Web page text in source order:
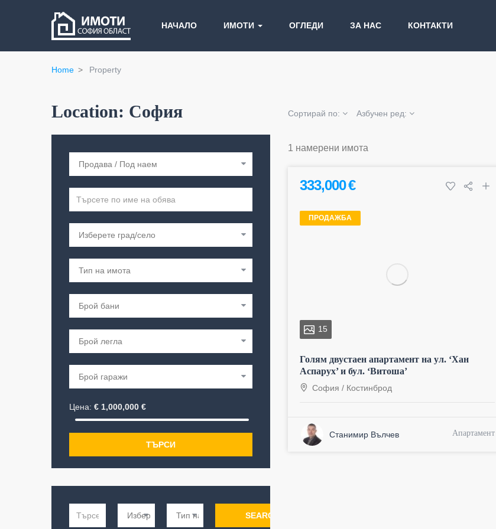
НАЧАЛО ИМОТИ ОГЛЕДИ ЗА НАС КОНТАКТИ
Home Property
Location: София Сортирай по: Азбучен ред:
1 намерени имота
333,000 €
ПРОДАЖБА
15
Голям двустаен апартамент на ул. ‘Хан
Аспарух’ и бул. ‘Витоша’
София / Костинброд
Станимир Вълчев Апартамент
Цена: € 1,000,000 €
ТЪРСИ
SEARCH